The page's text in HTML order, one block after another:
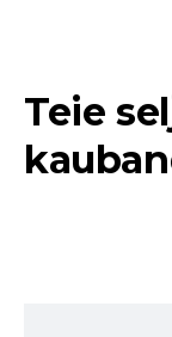
Teie